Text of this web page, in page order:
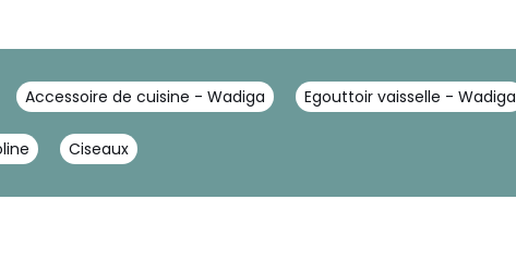
Accessoire de cuisine - Wadiga Egouttoir vaisselle - Wadiga
Ciseaux